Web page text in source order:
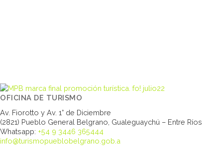
OFICINA DE TURISMO
Av. Fiorotto y Av. 1° de Diciembre
(2821) Pueblo General Belgrano, Gualeguaychú – Entre Ríos
Whatsapp: +54 9 3446 365444
info@turismopueblobelgrano.gob.a